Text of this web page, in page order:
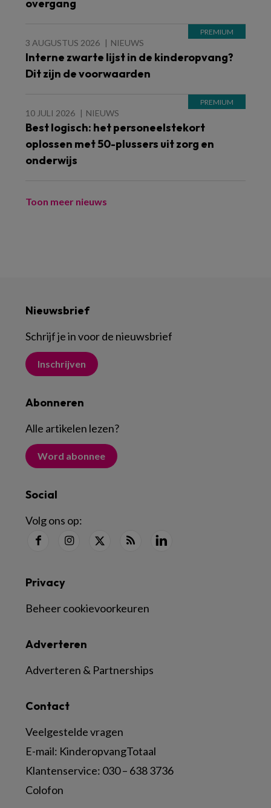
overgang
3 AUGUSTUS 2026 NIEUWS
Interne zwarte lijst in de kinderopvang?
Dit zijn de voorwaarden
10 JULI 2026 NIEUWS
Best logisch: het personeelstekort
oplossen met 50-plussers uit zorg en
onderwijs
Toon meer nieuws
Nieuwsbrief
Schrijf je in voor de nieuwsbrief
Inschrijven
Abonneren
Alle artikelen lezen?
Word abonnee
Social
Volg ons op:
Contact
Veelgestelde vragen
E-mail: KinderopvangTotaal
Klantenservice: 030 – 638 3736
Colofon
Adverteren
Adverteren & Partnerships
Privacy
Beheer cookievoorkeuren